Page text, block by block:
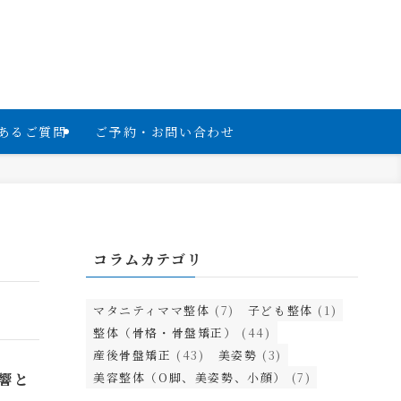
るご質問 ご予約・お問い合わせ
と
コラムカテゴリ
マタニティママ整体 (7) 子ども整体 (1)
整体（骨格・骨盤矯正）
(44)
産後骨盤矯正 (43) 美姿勢 (3)
美容整体（O脚、美姿勢、小顔）
(7)